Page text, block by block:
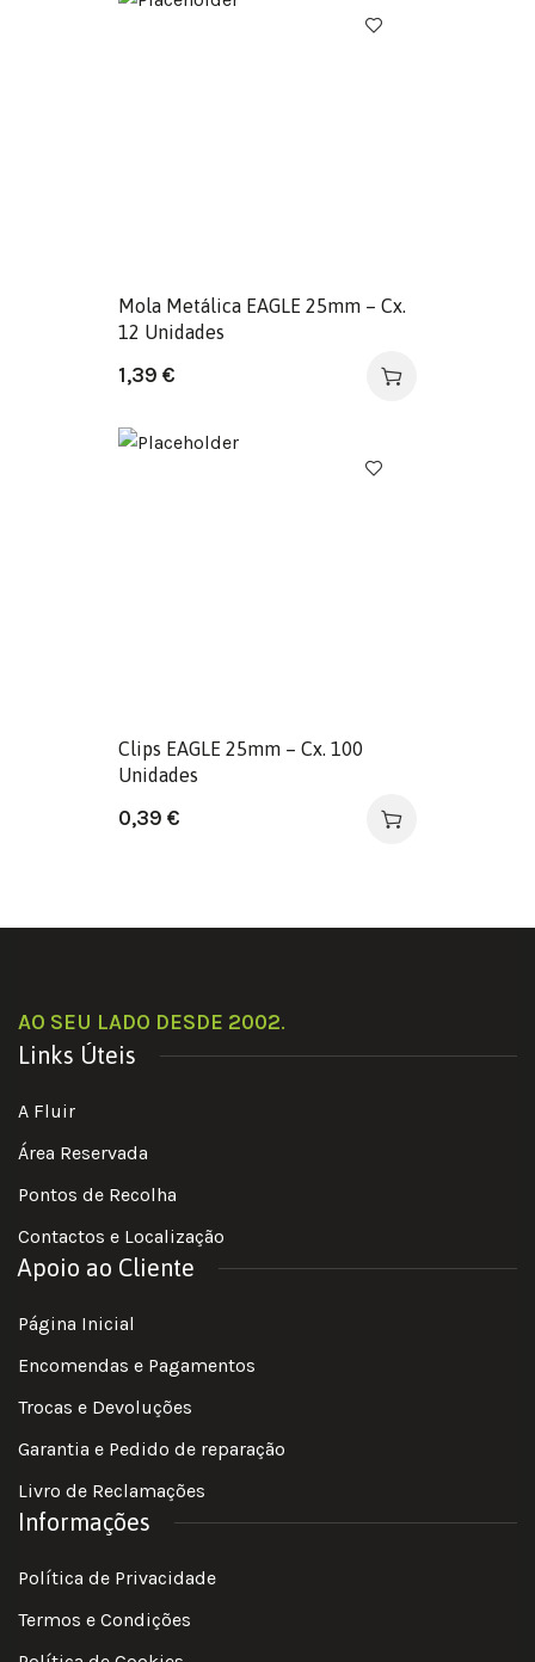
Mola Metálica EAGLE 25mm – Cx.
12 Unidades
1,39 €
Clips EAGLE 25mm – Cx. 100
Unidades
0,39 €
AO SEU LADO DESDE 2002.
Links Úteis
A Fluir
Área Reservada
Pontos de Recolha
Contactos e Localização
Apoio ao Cliente
Página Inicial
Encomendas e Pagamentos
Trocas e Devoluções
Garantia e Pedido de reparação
Livro de Reclamações
Informações
Política de Privacidade
Termos e Condições